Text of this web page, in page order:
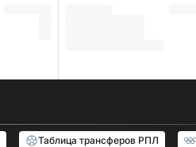
Таблица трансферов РПЛ